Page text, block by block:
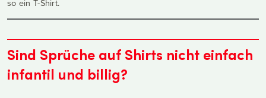
so ein T-Shirt.
Sind Sprüche auf Shirts nicht einfach
infantil und billig?